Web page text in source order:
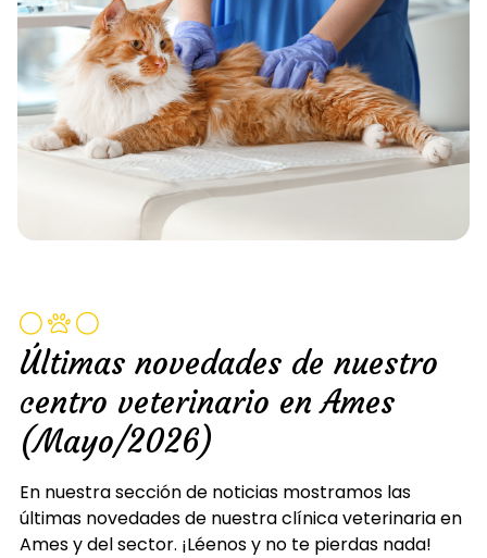
Últimas novedades de nuestro
centro veterinario en Ames
(Mayo/2026)
En nuestra sección de noticias mostramos las
últimas novedades de nuestra clínica veterinaria en
Ames y del sector. ¡Léenos y no te pierdas nada!